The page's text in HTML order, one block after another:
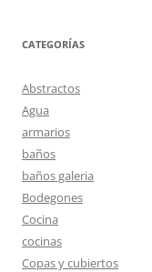
CATEGORÍAS
Abstractos
Agua
armarios
baños
baños galeria
Bodegones
Cocina
cocinas
Copas y cubiertos